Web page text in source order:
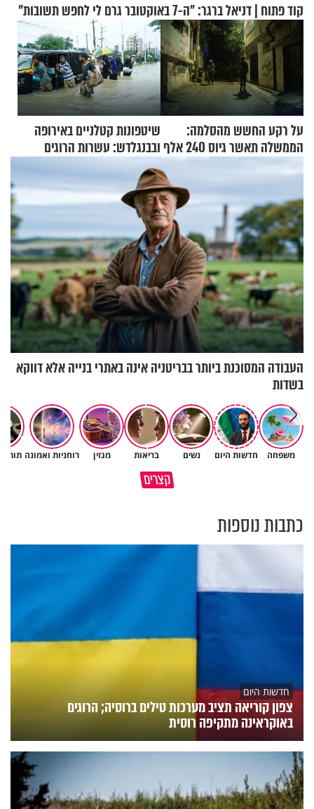
קוד פתוח | דניאל ברגר: "ה-7 באוקטובר גרם לי לחפש תשובות"
על רקע החשש מהסלמה:
הממשלה תאשר גיוס 240 אלף
אנשי מילואים
שיטפונות קטלניים באירופה
ובבנגלדש: עשרות הרוגים
ומיליון נפגעים
העבודה המסוכנת ביותר בבריטניה אינה באתרי בנייה אלא דווקא
בשדות
משפחה חדשות היום נשים בריאות מגזין רוחניות ואמונה תורה
קצרים
תעצרו לפני שאתם מוציאים דיבה
כתבות נוספות
חדשות היום
צפון קוריאה תציב מערכות טילים ברוסיה; הרוגים
באוקראינה מתקיפה רוסית